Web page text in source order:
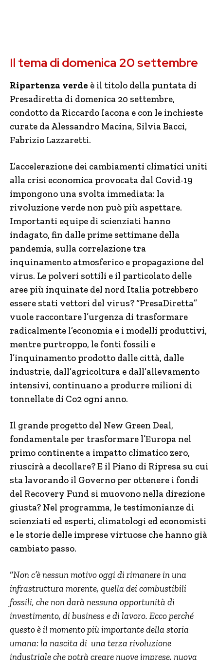
Il tema di domenica 20 settembre
Ripartenza verde è il titolo della puntata di
Presadiretta di domenica 20 settembre,
condotto da Riccardo Iacona e con le inchieste
curate da Alessandro Macina, Silvia Bacci,
Fabrizio Lazzaretti.
L’accelerazione dei cambiamenti climatici uniti
alla crisi economica provocata dal Covid-19
impongono una svolta immediata: la
rivoluzione verde non può più aspettare.
Importanti equipe di scienziati hanno
indagato, fin dalle prime settimane della
pandemia, sulla correlazione tra
inquinamento atmosferico e propagazione del
virus. Le polveri sottili e il particolato delle
aree più inquinate del nord Italia potrebbero
essere stati vettori del virus? “PresaDiretta”
vuole raccontare l’urgenza di trasformare
radicalmente l’economia e i modelli produttivi,
mentre purtroppo, le fonti fossili e
l’inquinamento prodotto dalle città, dalle
industrie, dall’agricoltura e dall’allevamento
intensivi, continuano a produrre milioni di
tonnellate di Co2 ogni anno.
Il grande progetto del New Green Deal,
fondamentale per trasformare l’Europa nel
primo continente a impatto climatico zero,
riuscirà a decollare? E il Piano di Ripresa su cui
sta lavorando il Governo per ottenere i fondi
del Recovery Fund si muovono nella direzione
giusta? Nel programma, le testimonianze di
scienziati ed esperti, climatologi ed economisti
e le storie delle imprese virtuose che hanno già
cambiato passo.
“Non c’è nessun motivo oggi di rimanere in una
infrastruttura morente, quella dei combustibili
fossili, che non darà nessuna opportunità di
investimento, di business e di lavoro. Ecco perché
questo è il momento più importante della storia
umana: la nascita di una terza rivoluzione
industriale che potrà creare nuove imprese, nuova